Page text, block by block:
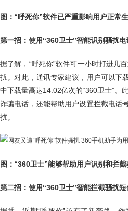
图：“呼死你”软件已严重影响用户正常
第一招：使用“360卫士”智能识别骚扰电
据了解，“呼死你”软件可一小时打进几
扰。对此，通讯专家建议，用户可以下
中下载量高达14.02亿次的“360卫士”。
诈骗电话，还能帮助用户设置拦截电话
扰。
图：“360卫士”能够帮助用户识别和拦
第二招：使用“360卫士”智能拦截骚扰短